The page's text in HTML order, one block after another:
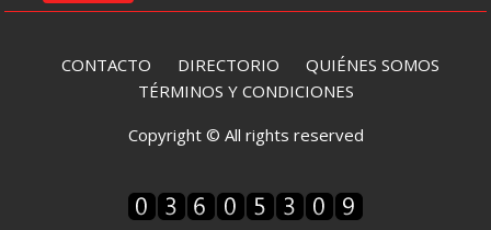
CONTACTO DIRECTORIO QUIÉNES SOMOS
TÉRMINOS Y CONDICIONES
Copyright © All rights reserved